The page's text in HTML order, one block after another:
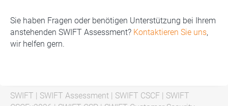
Sie haben Fragen oder benötigen Unterstützung bei Ihrem
anstehenden SWIFT Assessment? Kontaktieren Sie uns,
wir helfen gern.
SWIFT | SWIFT Assessment | SWIFT CSCF | SWIFT